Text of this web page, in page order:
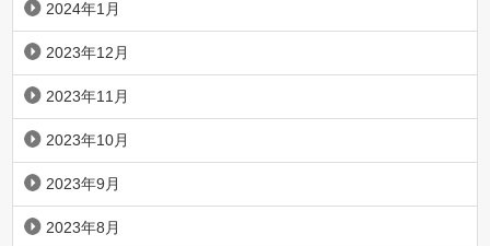
2024年1月
2023年12月
2023年11月
2023年10月
2023年9月
2023年8月